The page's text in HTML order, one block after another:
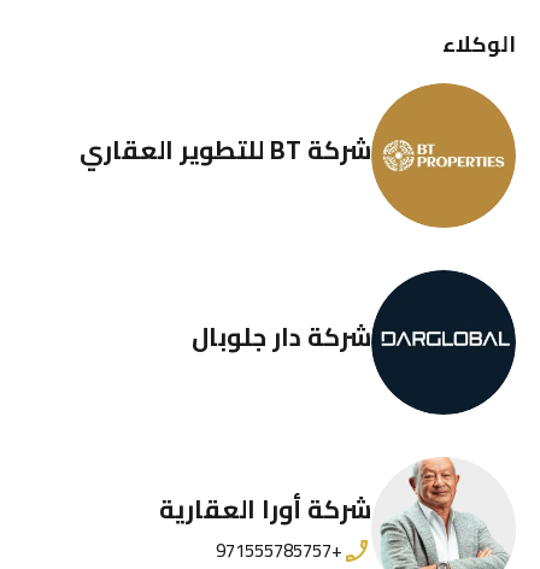
الوكلاء
شركة BT للتطوير العقاري
شركة دار جلوبال
شركة أورا العقارية
+971555785757